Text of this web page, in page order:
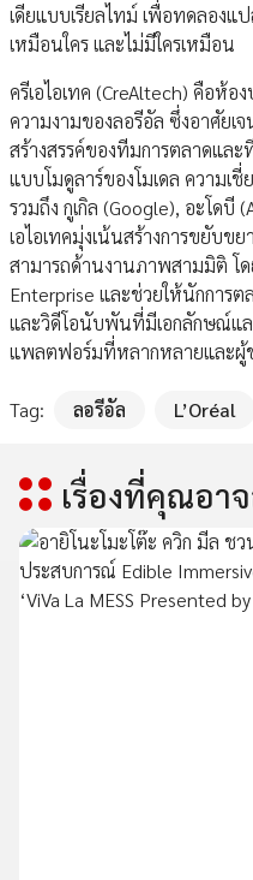
เดียแบบเรียลไทม์ เพื่อทดลองแ
เหมือนใคร และไม่มีใครเหมือน
ครีเอไอเทค (CreAltech) คือห้
ความงามของลอรีอัล ซึ่งอาศัยเ
สร้างสรรค์ของทีมการตลาดแล
แบบโมดูลาร์ของโมเดล ความเ
รวมถึง กูเกิล (Google), อะโดบี
เอไอเทคมุ่งเน้นสร้างการขยับข
สามารถด้านงานภาพสามมิติ โ
Enterprise และช่วยให้นักการ
และวิดีโอนับพันที่มีเอกลักษณ์แ
แพลตฟอร์มที่หลากหลายและผู้
Tag: ลอรีอัล L’Oréal
เรื่องที่คุณอา